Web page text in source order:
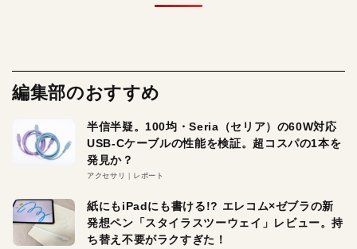
編集部のおすすめ
半信半疑。100均・Seria（セリア）の60W対応
USB-Cケーブルの性能を検証。超コスパの1本を
発見か？
アクセサリ レポート
紙にもiPadにも書ける!? エレコム×ゼブラの新
発想ペン「スタイラスツーウェイ」レビュー。持
ち替え不要がラクすぎた！